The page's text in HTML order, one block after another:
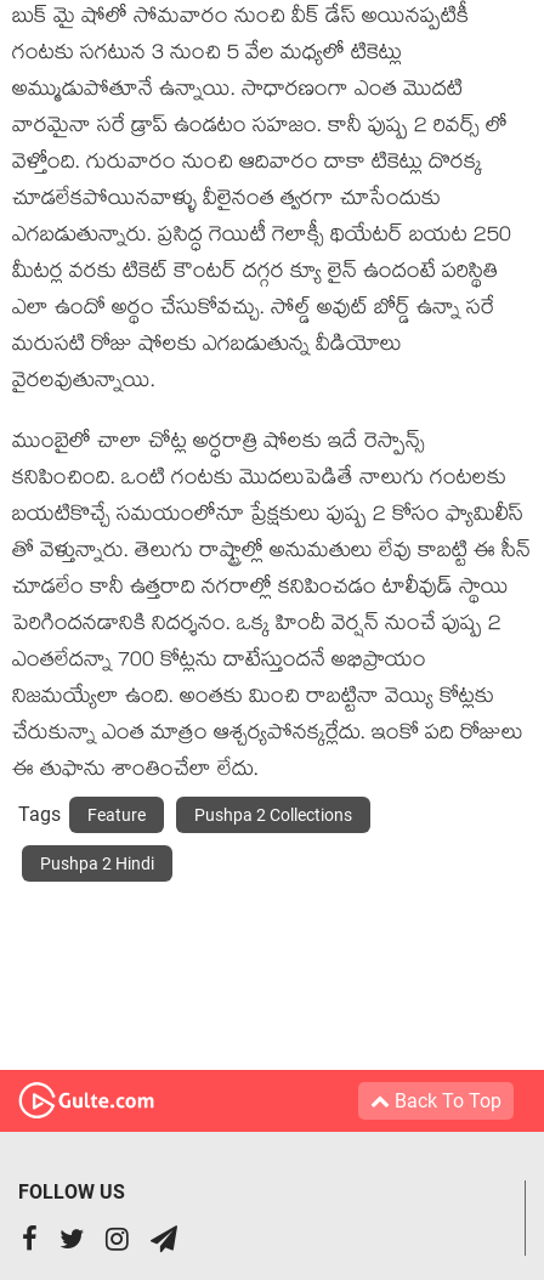
బుక్ మై షోలో సోమవారం నుంచి వీక్ డేస్ అయినప్పటికీ
గంటకు సగటున 3 నుంచి 5 వేల మధ్యలో టికెట్లు
అమ్ముడుపోతూనే ఉన్నాయి. సాధారణంగా ఎంత మొదటి
వారమైనా సరే డ్రాప్ ఉండటం సహజం. కానీ పుష్ప 2 రివర్స్ లో
వెళ్తోంది. గురువారం నుంచి ఆదివారం దాకా టికెట్లు దొరక్క
చూడలేకపోయినవాళ్ళు వీలైనంత త్వరగా చూసేందుకు
ఎగబడుతున్నారు. ప్రసిద్ధ గెయిటీ గెలాక్సీ థియేటర్ బయట 250
మీటర్ల వరకు టికెట్ కౌంటర్ దగ్గర క్యూ లైన్ ఉందంటే పరిస్థితి
ఎలా ఉందో అర్థం చేసుకోవచ్చు. సోల్డ్ అవుట్ బోర్డ్ ఉన్నా సరే
మరుసటి రోజు షోలకు ఎగబడుతున్న వీడియోలు
వైరలవుతున్నాయి.
ముంబైలో చాలా చోట్ల అర్ధరాత్రి షోలకు ఇదే రెస్పాన్స్
కనిపించింది. ఒంటి గంటకు మొదలుపెడితే నాలుగు గంటలకు
బయటికొచ్చే సమయంలోనూ ప్రేక్షకులు పుష్ప 2 కోసం ఫ్యామిలీస్
తో వెళ్తున్నారు. తెలుగు రాష్ట్రాల్లో అనుమతులు లేవు కాబట్టి ఈ సీన్
చూడలేం కానీ ఉత్తరాది నగరాల్లో కనిపించడం టాలీవుడ్ స్థాయి
పెరిగిందనడానికి నిదర్శనం. ఒక్క హిందీ వెర్షన్ నుంచే పుష్ప 2
ఎంతలేదన్నా 700 కోట్లను దాటేస్తుందనే అభిప్రాయం
నిజమయ్యేలా ఉంది. అంతకు మించి రాబట్టినా వెయ్యి కోట్లకు
చేరుకున్నా ఎంత మాత్రం ఆశ్చర్యపోనక్కర్లేదు. ఇంకో పది రోజులు
ఈ తుఫాను శాంతించేలా లేదు.
Tags Feature Pushpa 2 Collections
Pushpa 2 Hindi
Back To Top
FOLLOW US